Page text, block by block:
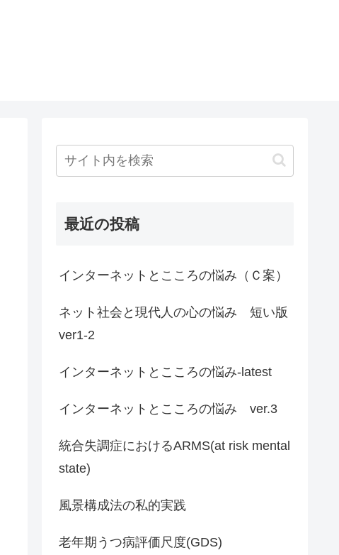
最近の投稿
インターネットとこころの悩み（Ｃ案）
ネット社会と現代人の心の悩み 短い版
ver1-2
インターネットとこころの悩み-latest
インターネットとこころの悩み ver.3
統合失調症におけるARMS(at risk mental
state)
風景構成法の私的実践
老年期うつ病評価尺度(GDS)